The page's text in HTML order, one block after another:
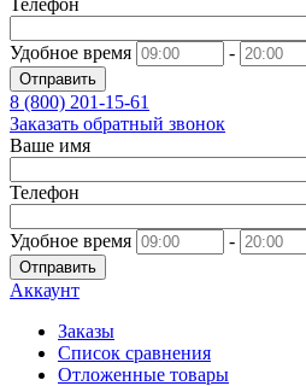
Телефон
Удобное время -
Отправить
8 (800) 201-15-61
Заказать обратный звонок
Ваше имя
Телефон
Удобное время -
Отправить
Аккаунт
Заказы
Список сравнения
Отложенные товары